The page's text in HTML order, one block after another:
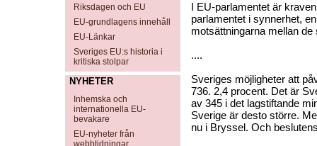
Riksdagen och EU
EU-grundlagens innehåll
EU-Länkar
Sveriges EU:s historia i
kritiska stolpar
NYHETER
Inhemska och
internationella EU-
bevakare
EU-nyheter från
webbtidningar
I EU-parlamentet är
parlamentet i synnerhet,
motsättningarna mellan
....
Sveriges möjligheter att
736. 2,4 procent. Det är
av 345 i det lagstiftande
Sverige är desto större.
nu i Bryssel. Och